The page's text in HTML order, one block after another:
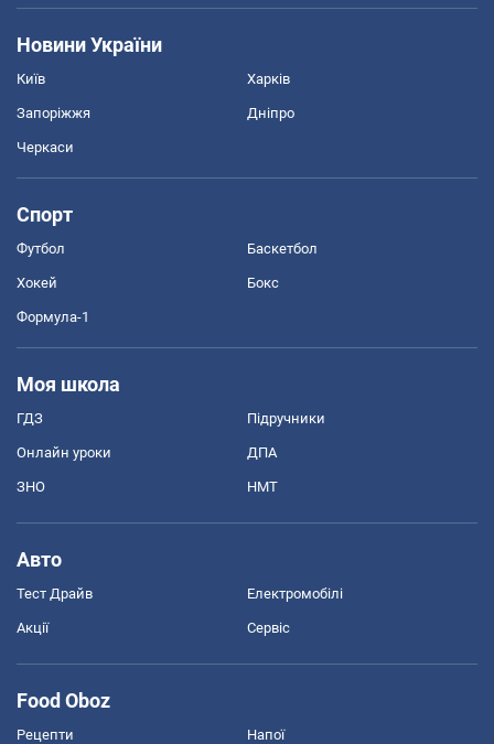
Новини України
Київ Харків
Запоріжжя Дніпро
Черкаси
Спорт
Футбол Баскетбол
Хокей Бокс
Формула-1
Моя школа
ГДЗ Підручники
Онлайн уроки ДПА
ЗНО НМТ
Авто
Тест Драйв Електромобілі
Акції Сервіс
Food Oboz
Рецепти Напої